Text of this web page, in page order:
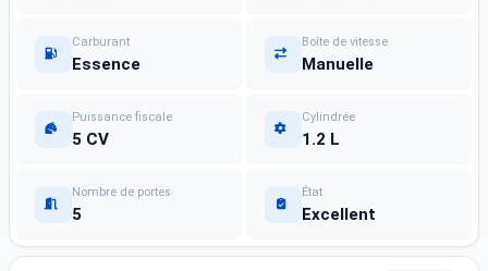
Carburant
Essence
Boîte de vitesse
Manuelle
Puissance fiscale
5 CV
Cylindrée
1.2 L
Nombre de portes
5
État
Excellent